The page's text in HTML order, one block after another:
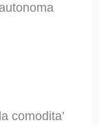
comodita’